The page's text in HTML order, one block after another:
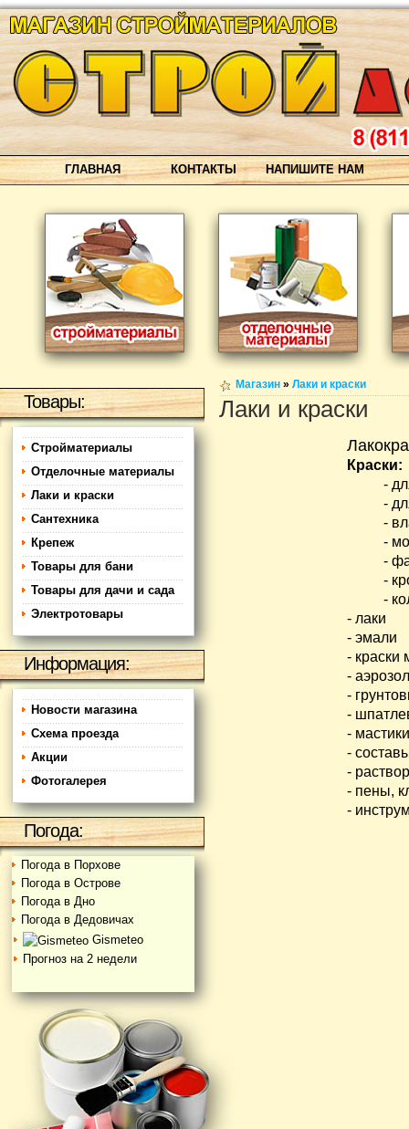
ГЛАВНАЯ КОНТАКТЫ НАПИШИТЕ НАМ
Магазин » Лаки и краски
Лаки и краски
Краски:
-
-
-
-
-
-
-
- лаки
- эмали
- краски
-
-
-
- мастики
-
-
- пены,
-
Товары:
Стройматериалы
Отделочные материалы
Лаки и краски
Сантехника
Крепеж
Товары для бани
Товары для дачи и сада
Электротовары
Информация:
Новости магазина
Схема проезда
Акции
Фотогалерея
Погода:
Погода в Порхове
Погода в Острове
Погода в Дно
Погода в Дедовичах
Gismeteo
Прогноз на 2 недели